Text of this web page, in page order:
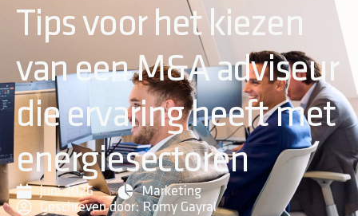
Tips voor het kiezen
van een M&A adviseur
die ervaring heeft met
energiesectoren
juni 2026
Marketing
Geschreven door:Romy Gayral